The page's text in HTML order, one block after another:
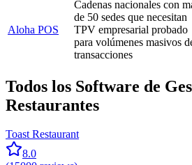
Aloha POS
Cadenas nacionales con
de 50 sedes que necesitan
TPV empresarial probado
para volúmenes masivos
transacciones
Todos los Software de
Restaurantes
Toast Restaurant
8.0